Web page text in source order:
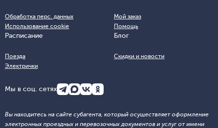
Обработка перс. данных
Использование cookie
Мой заказ
Помощь
Расписание
Поезда
Электрички
Блог
Скидки и новости
Мы в соц. сетях
Вы находитесь на сайте субагента, который осуществляет оформление
электронных проездных и перевозочных документов и услуг от имени